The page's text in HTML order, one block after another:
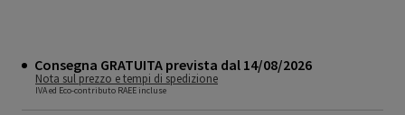
Consegna GRATUITA prevista dal 14/08/2026
Nota sul prezzo e tempi di spedizione
IVA ed Eco-contributo RAEE incluse